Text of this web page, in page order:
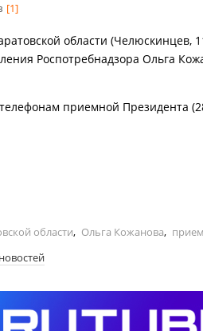
[1]
области (Челюскинцев,
Роспотребнадзора Ольга
приемной Президента
области, Ольга Кожанова,